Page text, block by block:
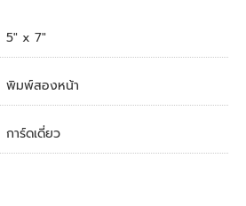
5" x 7"
พิมพ์สองหน้า
การ์ดเดี่ยว